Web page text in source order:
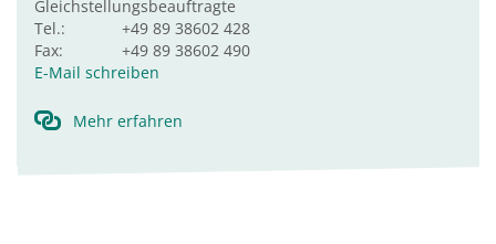
Gleichstellungsbeauftragte
Tel.:
+49 89 38602 428
Fax:
+49 89 38602 490
E-Mail schreiben
Mehr erfahren